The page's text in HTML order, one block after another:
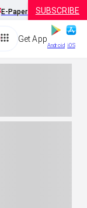
E-Paper SUBSCRIBE
Get App
Android iOS